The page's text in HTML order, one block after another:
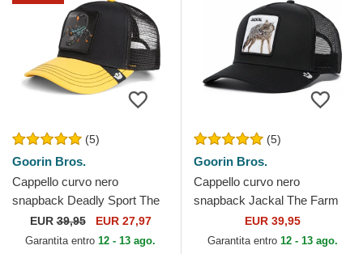
(5)
Goorin Bros.
Cappello curvo nero
snapback Deadly Sport The
Farm Goorin Bros.
EUR39,95 EUR 27,97
Garantita entro 12 - 13 ago.
(5)
Goorin Bros.
Cappello curvo nero
snapback Jackal The Farm
Premium The Farm Goorin
Bros.
EUR 39,95
Garantita entro 12 - 13 ago.